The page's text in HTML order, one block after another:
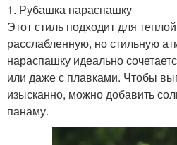
1. Рубашка нараспашку
Этот стиль подходит для
расслабленную, но стильную
нараспашку идеально
или даже с плавками. Чтобы
изысканно, можно добавить
панаму.